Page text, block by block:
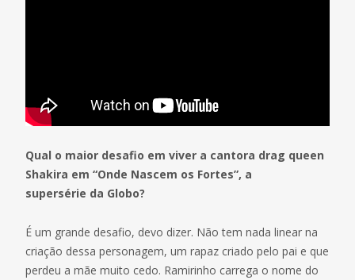
Qual o maior desafio em viver a cantora drag queen
Shakira em “Onde Nascem os Fortes”, a
supersérie da Globo?
É um grande desafio, devo dizer. Não tem nada linear na
criação dessa personagem, um rapaz criado pelo pai e que
perdeu a mãe muito cedo. Ramirinho carrega o nome do